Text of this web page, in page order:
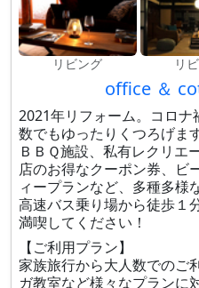
リビング リ
office ＆
2021年リフォーム。コロ
数でもゆったりくつろげま
ＢＢＱ施設、私有レクリエ
店のお得なクーポン券、ビ
ィープランなど、多種多様
高速バス乗り場から徒歩１
満喫してください！
【ご利用プラン】
家族旅行から大人数でのご
ガ教室など様々なプランに